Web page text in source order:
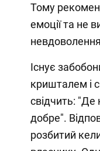
Тому
емоції та не
Існує
кришталем і
свідчить: "Де
добре".
розбитий